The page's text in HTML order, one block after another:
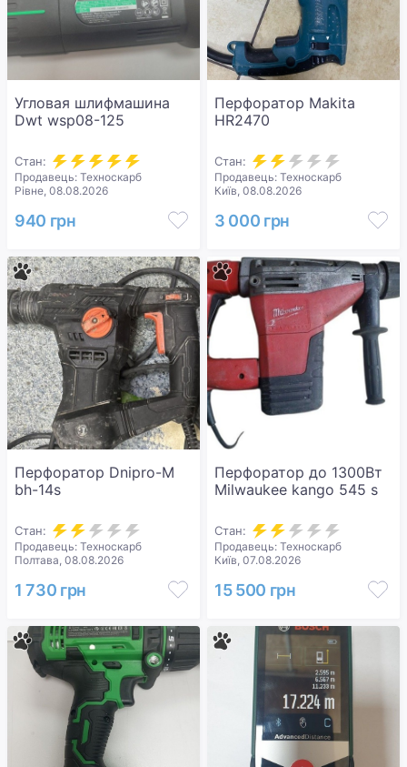
Угловая шлифмашина
Dwt wsp08-125
Стан:
Продавець: Техноскарб
Рівне, 08.08.2026
940 грн
Перфоратор Makita
HR2470
Стан:
Продавець: Техноскарб
Київ, 08.08.2026
3 000 грн
Перфоратор Dnipro-M
bh-14s
Стан:
Продавець: Техноскарб
Полтава, 08.08.2026
1 730 грн
Перфоратор до 1300Вт
Milwaukee kango 545 s
Стан:
Продавець: Техноскарб
Київ, 07.08.2026
15 500 грн